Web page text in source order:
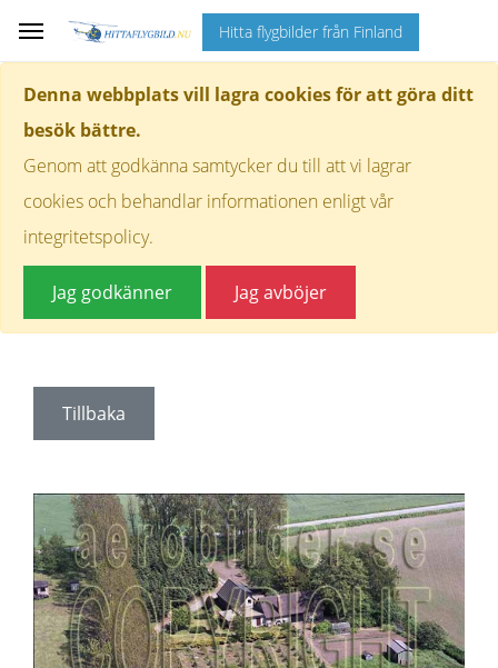
Denna webbplats vill lagra cookies för att göra ditt
besök bättre.
Genom att godkänna samtycker du till att vi lagrar
cookies och behandlar informationen enligt vår
integritetspolicy.
Jag godkänner Jag avböjer
Hitta flygbilder från Finland
Tillbaka